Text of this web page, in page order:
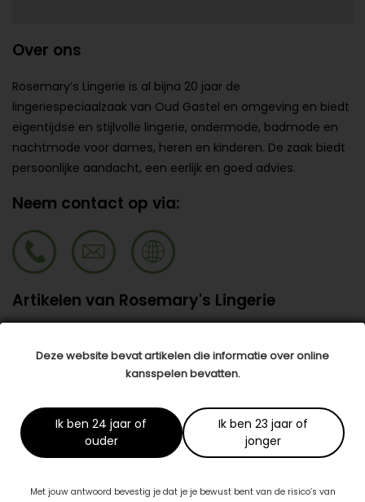
Deze website bevat artikelen die informatie over online
kansspelen bevatten.
Ik ben 24 jaar of
ouder
Ik ben 23 jaar of
jonger
Met jouw antwoord bevestig je dat je je bewust bent van de risico’s van
Over ons
Rosemary’s Lingerie is al bijna 20 jaar de
lingeriespeciaalzaak van Oud Gastel en omgeving en biedt
eigentijdse en stijlvolle lingerie, ondermode, badmode en
nachtmode voor dames, heren en kinderen. De zaak biedt
persoonlijke aandacht, een eerlijk en goed advies.
Neem contact op via:
Artikelen van Rosemary's Lingerie
Bh's voor een borstprothese
Ook als je een borstprothese hebt, kun je
nog steeds mooie lingerie …
Categorieën